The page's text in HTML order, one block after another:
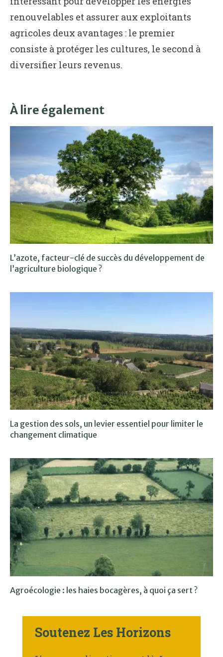
renouvelables et assurer aux exploitants
agricoles deux avantages : le premier
consiste à protéger les cultures, le second à
diversifier leurs revenus.
À lire également
L’azote, facteur-clé de succès du développement de
l’agriculture biologique ?
La gestion des sols, un levier essentiel pour limiter le
changement climatique
Agroécologie : les haies bocagères, à quoi ça sert ?
Soutenez Les Horizons